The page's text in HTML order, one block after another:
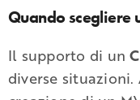
Quando scegliere
Il supporto di un
diverse